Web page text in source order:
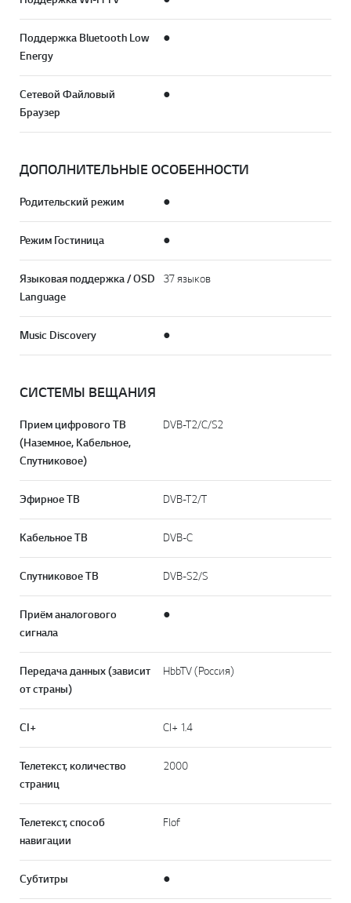
Поддержка Bluetooth Low
Energy
●
Сетевой Файловый
Браузер
●
ДОПОЛНИТЕЛЬНЫЕ ОСОБЕННОСТИ
Родительский режим ●
Режим Гостиница ●
Языковая поддержка / OSD
Language
37 языков
Music Discovery ●
СИСТЕМЫ ВЕЩАНИЯ
Прием цифрового ТВ
(Наземное, Кабельное,
Спутниковое)
DVB-T2/C/S2
Эфирное ТВ DVB-T2/T
Кабельное ТВ DVB-C
Спутниковое ТВ DVB-S2/S
Приём аналогового
сигнала
●
Передача данных (зависит
от страны)
HbbTV (Россия)
CI+ CI+ 1.4
Телетекст, количество
страниц
2000
Телетекст, способ
навигации
Flof
Субтитры ●